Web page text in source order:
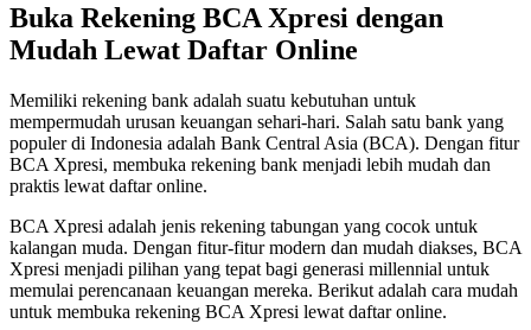
Buka Rekening BCA Xpresi dengan
Mudah Lewat Daftar Online
Memiliki rekening bank adalah suatu kebutuhan untuk
mempermudah urusan keuangan sehari-hari. Salah satu bank yang
populer di Indonesia adalah Bank Central Asia (BCA). Dengan fitur
BCA Xpresi, membuka rekening bank menjadi lebih mudah dan
praktis lewat daftar online.
BCA Xpresi adalah jenis rekening tabungan yang cocok untuk
kalangan muda. Dengan fitur-fitur modern dan mudah diakses, BCA
Xpresi menjadi pilihan yang tepat bagi generasi millennial untuk
memulai perencanaan keuangan mereka. Berikut adalah cara mudah
untuk membuka rekening BCA Xpresi lewat daftar online.